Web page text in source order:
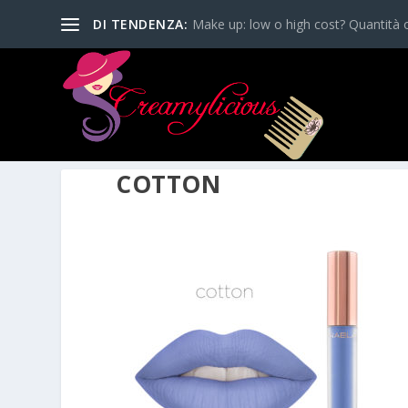
DI TENDENZA: Make up: low o high cost? Quantità
COTTON